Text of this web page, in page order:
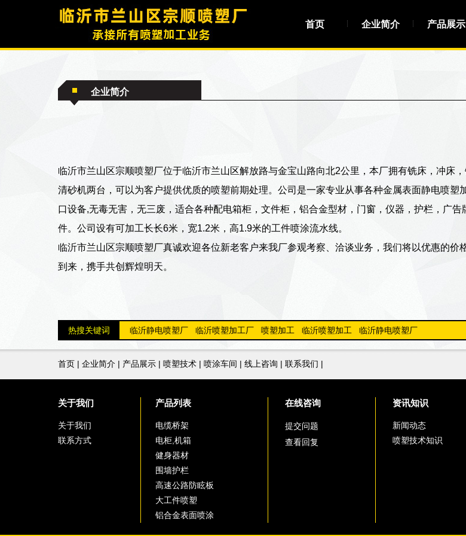
首页 企业简介 产品展示
企业简介
临沂市兰山区宗顺喷塑厂位于临沂市兰山区解放路与金宝山路向北2公里，本厂拥有铣床，冲床
清砂机两台，可以为客户提供优质的喷塑前期处理。公司是一家专业从事各种金属表面静电喷塑
口设备,无毒无害，无三废，适合各种配电箱柜，文件柜，铝合金型材，门窗，仪器，护栏，广
件。公司设有可加工长长6米，宽1.2米，高1.9米的工件喷涂流水线。
临沂市兰山区宗顺喷塑厂真诚欢迎各位新老客户来我厂参观考察、洽谈业务，我们将以优惠的价
到来，携手共创辉煌明天。
热搜关键词 临沂静电喷塑厂 临沂喷塑加工厂 喷塑加工 临沂喷塑加工 临沂静电喷塑厂
首页 | 企业简介 | 产品展示 | 喷塑技术 | 喷涂车间 | 线上咨询 | 联系我们 |
关于我们
关于我们
联系方式
产品列表
电缆桥架
电柜,机箱
健身器材
围墙护栏
高速公路防眩板
大工件喷塑
铝合金表面喷涂
在线咨询
提交问题
查看回复
资讯知识
新闻动态
喷塑技术知识